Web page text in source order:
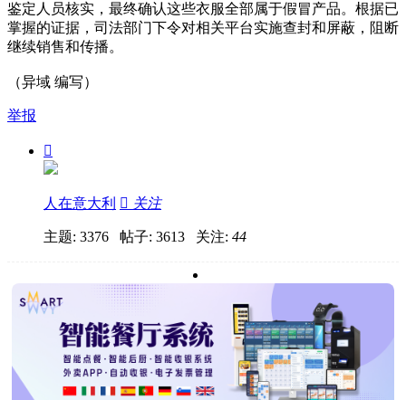
鉴定人员核实，最终确认这些衣服全部属于假冒产品。根据已
掌握的证据，司法部门下令对相关平台实施查封和屏蔽，阻断
继续销售和传播。
（异域 编写）
举报

人在意大利  关注
主题: 3376 帖子: 3613 关注: 44